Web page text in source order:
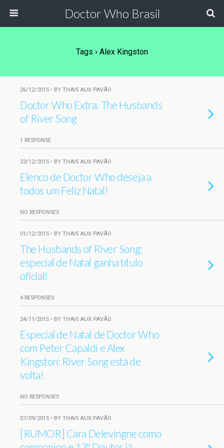
Doctor Who Brasil
Tags › Alex Kingston
26/12/2015 • BY THAIS AUX PAVÃO
Doctor Who Extra: The Husbands
of River Song
1 RESPONSE
23/12/2015 • BY THAIS AUX PAVÃO
Elenco de Doctor Who deseja a
todos um Feliz Natal!
NO RESPONSES
01/12/2015 • BY THAIS AUX PAVÃO
The Husbands of River Song:
especial de Natal ganha título
oficial!
4 RESPONSES
24/11/2015 • BY THAIS AUX PAVÃO
Especial de Natal de Doctor Who
com Peter Capaldi e Alex
Kingston: River Song está de
volta!
NO RESPONSES
07/09/2015 • BY THAIS AUX PAVÃO
[RUMOR] Cara Delevingne como